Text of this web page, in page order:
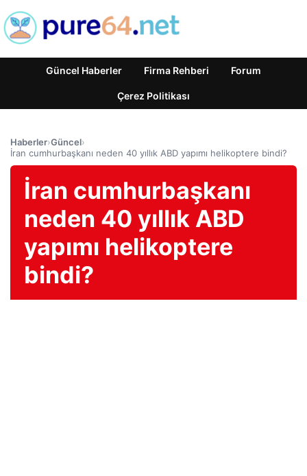
Güncel Haberler Firma Rehberi Forum
Çerez Politikası
Haberler›Güncel›
İran cumhurbaşkanı neden 40 yıllık ABD yapımı helikoptere bindi?
İran cumhurbaşkanı
neden 40 yıllık ABD
yapımı helikoptere
bindi?